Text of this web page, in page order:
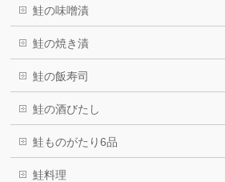
鮭の味噌漬
鮭の焼き漬
鮭の飯寿司
鮭の酒びたし
鮭ものがたり6品
鮭料理